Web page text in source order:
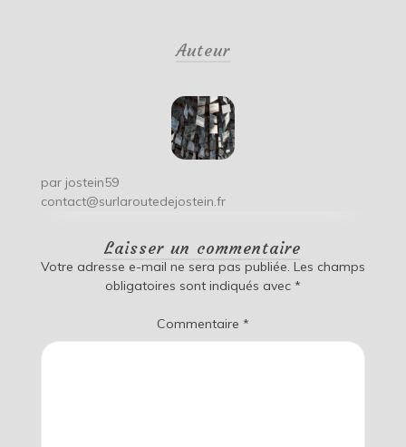
Auteur
par jostein59
contact@surlaroutedejostein.fr
Laisser un commentaire
Votre adresse e-mail ne sera pas publiée. Les champs
obligatoires sont indiqués avec *
Commentaire *